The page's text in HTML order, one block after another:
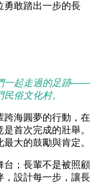
敢踏出一步的長
一起走過的足跡——
俗文化村。
海圓夢的行動，在
首次完成的壯舉。
大的鼓勵與肯定。
；長輩不是被照顧
，設計每一步，讓長